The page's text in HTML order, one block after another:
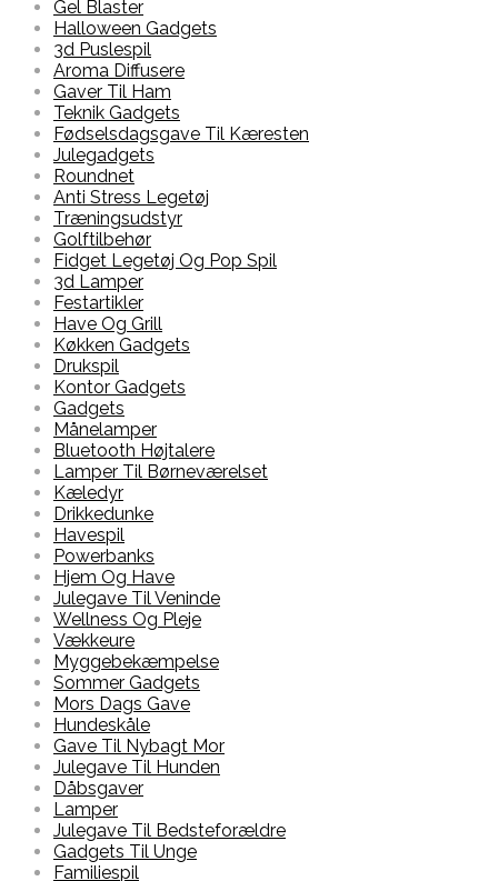
Gel Blaster
Halloween Gadgets
3d Puslespil
Aroma Diffusere
Gaver Til Ham
Teknik Gadgets
Fødselsdagsgave Til Kæresten
Julegadgets
Roundnet
Anti Stress Legetøj
Træningsudstyr
Golftilbehør
Fidget Legetøj Og Pop Spil
3d Lamper
Festartikler
Have Og Grill
Køkken Gadgets
Drukspil
Kontor Gadgets
Gadgets
Månelamper
Bluetooth Højtalere
Lamper Til Børneværelset
Kæledyr
Drikkedunke
Havespil
Powerbanks
Hjem Og Have
Julegave Til Veninde
Wellness Og Pleje
Vækkeure
Myggebekæmpelse
Sommer Gadgets
Mors Dags Gave
Hundeskåle
Gave Til Nybagt Mor
Julegave Til Hunden
Dåbsgaver
Lamper
Julegave Til Bedsteforældre
Gadgets Til Unge
Familiespil